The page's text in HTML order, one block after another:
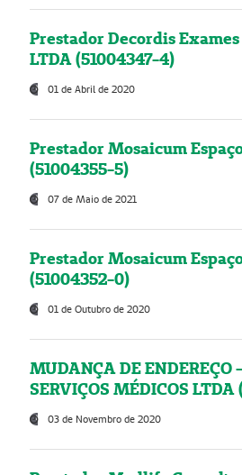
Prestador Decordis
LTDA (51004347-4)
01 de Abril de 2020
Prestador Mosaicum
(51004355-5)
07 de Maio de 2021
Prestador Mosaicum
(51004352-0)
01 de Outubro de 2020
MUDANÇA DE ENDEREÇO
SERVIÇOS MÉDICOS
03 de Novembro de 2020